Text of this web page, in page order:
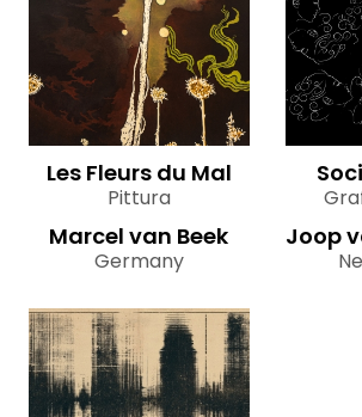
Les Fleurs du Mal
Pittura
Marcel van Beek
Germany